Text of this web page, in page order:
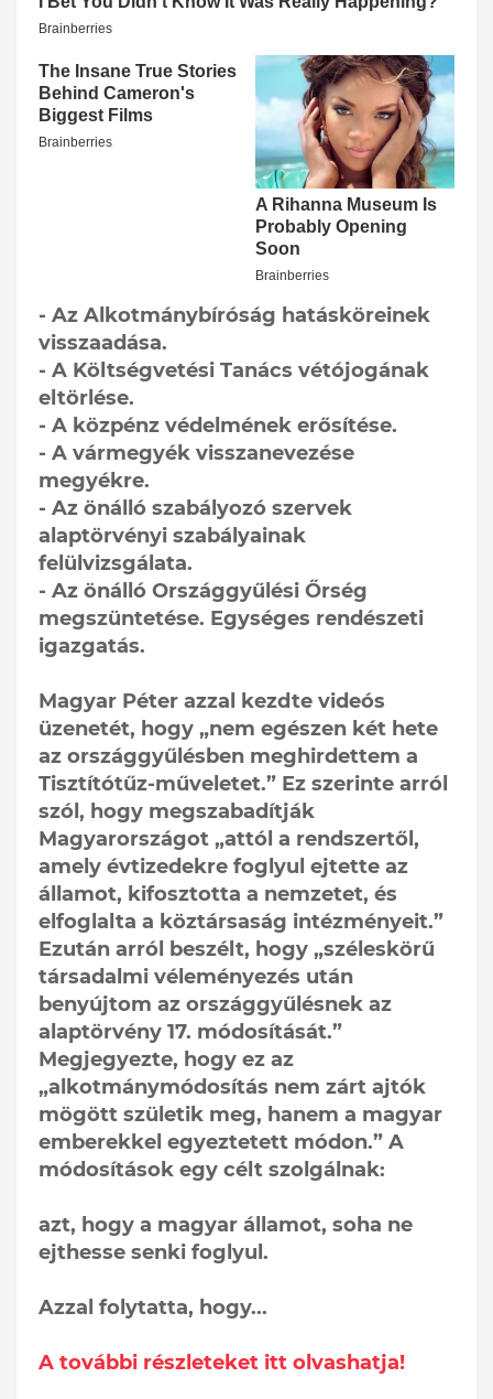
- Az Alkotmánybíróság hatásköreinek
visszaadása.
- A Költségvetési Tanács vétójogának
eltörlése.
- A közpénz védelmének erősítése.
- A vármegyék visszanevezése
megyékre.
- Az önálló szabályozó szervek
alaptörvényi szabályainak
felülvizsgálata.
- Az önálló Országgyűlési Őrség
megszüntetése. Egységes rendészeti
igazgatás.
Magyar Péter azzal kezdte videós
üzenetét, hogy „nem egészen két hete
az országgyűlésben meghirdettem a
Tisztítótűz-műveletet.” Ez szerinte arról
szól, hogy megszabadítják
Magyarországot „attól a rendszertől,
amely évtizedekre foglyul ejtette az
államot, kifosztotta a nemzetet, és
elfoglalta a köztársaság intézményeit.”
Ezután arról beszélt, hogy „széleskörű
társadalmi véleményezés után
benyújtom az országgyűlésnek az
alaptörvény 17. módosítását.”
Megjegyezte, hogy ez az
„alkotmánymódosítás nem zárt ajtók
mögött születik meg, hanem a magyar
emberekkel egyeztetett módon.” A
módosítások egy célt szolgálnak:
azt, hogy a magyar államot, soha ne
ejthesse senki foglyul.
Azzal folytatta, hogy...
A további részleteket itt olvashatja!